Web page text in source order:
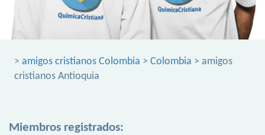
> amigos cristianos Colombia > Colombia > amigos
cristianos Antioquia
Miembros registrados: